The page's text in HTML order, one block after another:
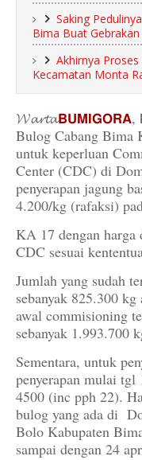
Saking
Bima Buat Gebrakan
Akhirnya
Kecamatan Monta
𝓦𝓪𝓻𝓽𝓪𝗕𝗨𝗠𝗜𝗚𝗢𝗥𝗔,
Bulog Cabang Bima
untuk keperluan
Center (CDC) di
penyerapan jagung
4.200/kg (rafaksi)
KA 17 dengan
CDC sesuai
Jumlah yang sudah
sebanyak 825.300
awal commisioning
sebanyak 1.993.700
Sementara, untuk
penyerapan mulai
4500 (inc pph 22).
bulog yang ada di
Bolo Kabupaten
sampai dengan 24